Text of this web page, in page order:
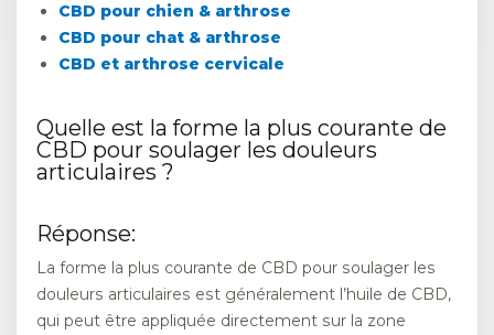
CBD pour chien & arthrose
CBD pour chat & arthrose
CBD et arthrose cervicale
Quelle est la forme la plus courante de
CBD pour soulager les douleurs
articulaires ?
Réponse:
La forme la plus courante de CBD pour soulager les
douleurs articulaires est généralement l’huile de CBD,
qui peut être appliquée directement sur la zone